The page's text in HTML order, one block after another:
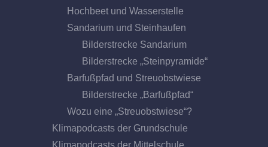
Hochbeet und Wasserstelle
Sandarium und Steinhaufen
Bilderstrecke Sandarium
Bilderstrecke „Steinpyramide“
Barfußpfad und Streuobstwiese
Bilderstrecke „Barfußpfad“
Wozu eine „Streuobstwiese“?
Klimapodcasts der Grundschule
Klimapodcasts der Mittelschule